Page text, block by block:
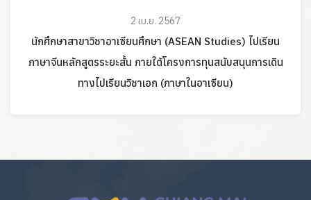
2 เม.ย. 2567
นักศึกษาสาขาวิชาอาเซียนศึกษา (ASEAN Studies) ไปเรียน
ภาษาจีนหลักสูตรระยะสั้น ภายใต้โครงการทุนสนับสนุนการเดิน
ทางไปเรียนวิชาเอก (ภาษาในอาเซียน)